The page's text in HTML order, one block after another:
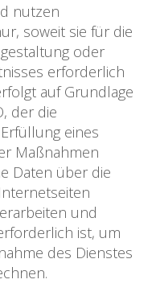
nutzen
soweit sie für die
oder
erforderlich
auf Grundlage
der die
eines
Maßnahmen
Daten über die
und
ist, um
des Dienstes